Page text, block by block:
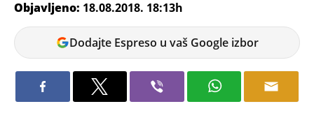
Objavljeno: 18.08.2018. 18:13h
Natalija
AtanackovićDodajte Espreso u vaš Google izbor